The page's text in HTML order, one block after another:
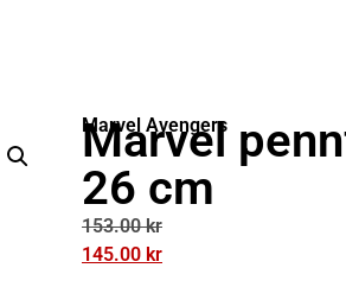
Marvel Avengers
Marvel
26 cm
153.00kr
145.00 kr